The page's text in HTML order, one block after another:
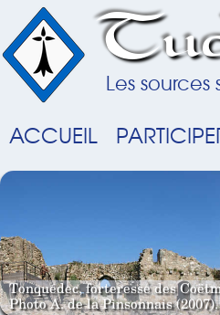
Les
ACCUEIL
Tonquédec, forteresse des
Photo A. de la Pinsonnais (2007).